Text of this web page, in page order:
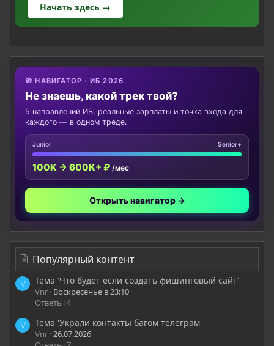
Начать здесь →
🧭 НАВИГАТОР · ИБ 2026
Не знаешь, какой трек твой?
5 направлений ИБ, реальные зарплаты и точка входа для
каждого — в одном треде.
Junior Senior+
100K → 600K+ ₽ /мес
Открыть навигатор →
Популярный контент
V Тема 'Что будет если создать фишинговый сайт'
Vnr Воскресенье в 23:10
Ответы: 4
V Тема 'Украли контакты багом телеграм'
Vnr 26.07.2026